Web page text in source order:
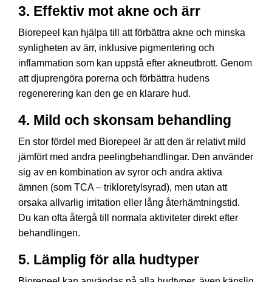
3. Effektiv mot akne och ärr
Biorepeel kan hjälpa till att förbättra akne och minska
synligheten av ärr, inklusive pigmentering och
inflammation som kan uppstå efter akneutbrott. Genom
att djuprengöra porerna och förbättra hudens
regenerering kan den ge en klarare hud.
4. Mild och skonsam behandling
En stor fördel med Biorepeel är att den är relativt mild
jämfört med andra peelingbehandlingar. Den använder
sig av en kombination av syror och andra aktiva
ämnen (som TCA – trikloretylsyrad), men utan att
orsaka allvarlig irritation eller lång återhämtningstid.
Du kan ofta återgå till normala aktiviteter direkt efter
behandlingen.
5. Lämplig för alla hudtyper